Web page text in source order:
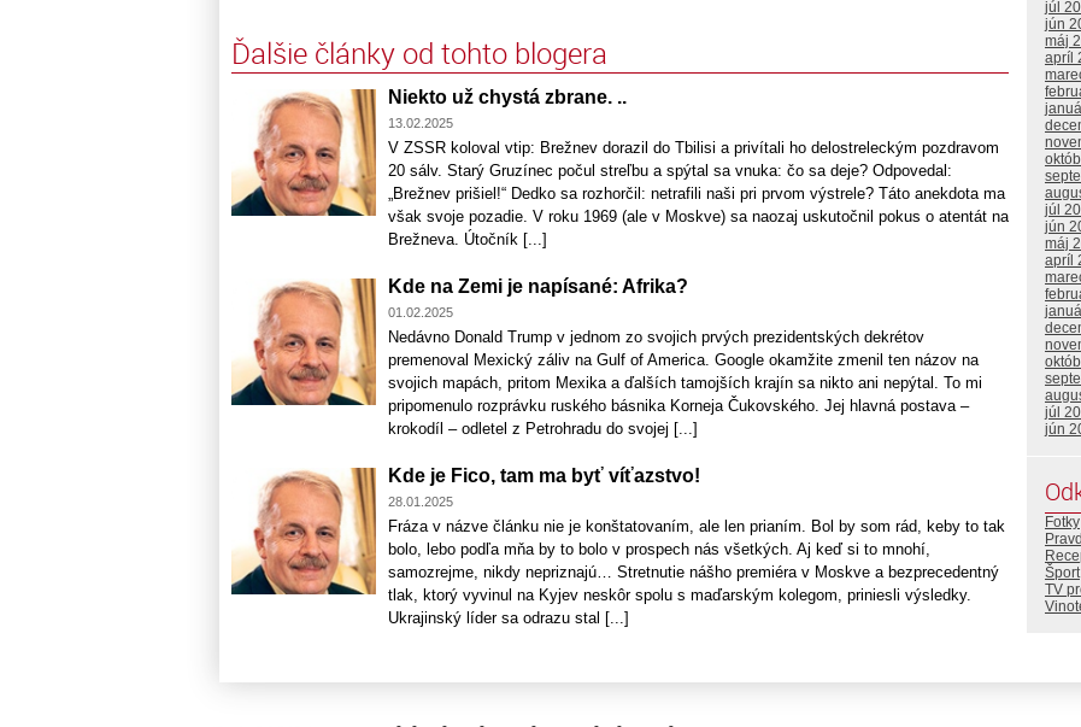
Ďalšie články od tohto blogera
Niekto už chystá zbrane. ..
13.02.2025
V ZSSR koloval vtip: Brežnev dorazil do Tbilisi a privítali ho delostreleckým pozdravom
20 sálv. Starý Gruzínec počul streľbu a spýtal sa vnuka: čo sa deje? Odpovedal:
„Brežnev prišiel!“ Dedko sa rozhorčil: netrafili naši pri prvom výstrele? Táto anekdota ma
však svoje pozadie. V roku 1969 (ale v Moskve) sa naozaj uskutočnil pokus o atentát na
Brežneva. Útočník [...]
Kde na Zemi je napísané: Afrika?
01.02.2025
Nedávno Donald Trump v jednom zo svojich prvých prezidentských dekrétov
premenoval Mexický záliv na Gulf of America. Google okamžite zmenil ten názov na
svojich mapách, pritom Mexika a ďalších tamojších krajín sa nikto ani nepýtal. To mi
pripomenulo rozprávku ruského básnika Korneja Čukovského. Jej hlavná postava –
krokodíl – odletel z Petrohradu do svojej [...]
Kde je Fico, tam ma byť víťazstvo!
28.01.2025
Fráza v názve článku nie je konštatovaním, ale len prianím. Bol by som rád, keby to tak
bolo, lebo podľa mňa by to bolo v prospech nás všetkých. Aj keď si to mnohí,
samozrejme, nikdy nepriznajú… Stretnutie nášho premiéra v Moskve a bezprecedentný
tlak, ktorý vyvinul na Kyjev neskôr spolu s maďarským kolegom, priniesli výsledky.
Ukrajinský líder sa odrazu stal [...]
júl
jún
máj
apríl
júl
jún
máj
apríl
júl
jún
Fotky
Šport
TV